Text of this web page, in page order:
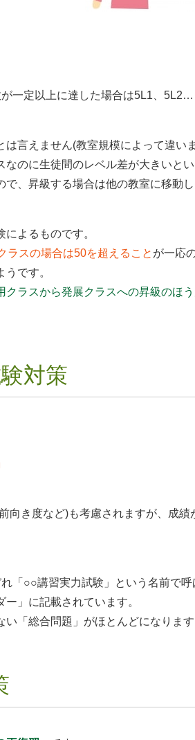
一定以上に達した場合は5L1、
言えません(教室規模によって違いま
のに生徒間のレベル差が大きいとい
、昇級する場合は他の教室に移動
よるものです。
ラスの場合は50を超えること が一応
です。
ラスから発展クラスへの昇級のほ
対策
向き度など)も考慮されますが、成績
「○○講習実力試験」という名前で呼
」に記載されています。
「総合問題」がほとんどになります